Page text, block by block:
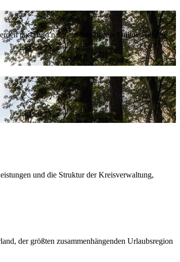
nach und nach auf intelligente Online-Anträge
und die Struktur der Kreisverwaltung,
der größten zusammenhängenden Urlaubsregion